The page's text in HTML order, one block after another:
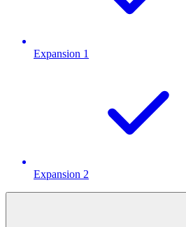
Expansion 1
Expansion 2